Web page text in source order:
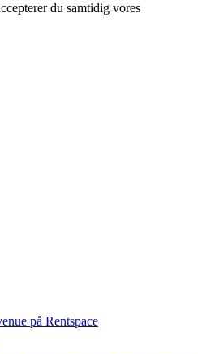
du samtidig vores
på Rentspace